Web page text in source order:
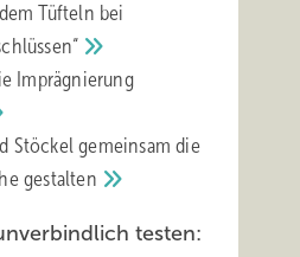
em Tüfteln bei
Imprägnierung
Stöckel gemeinsam die
gestalten
testen: